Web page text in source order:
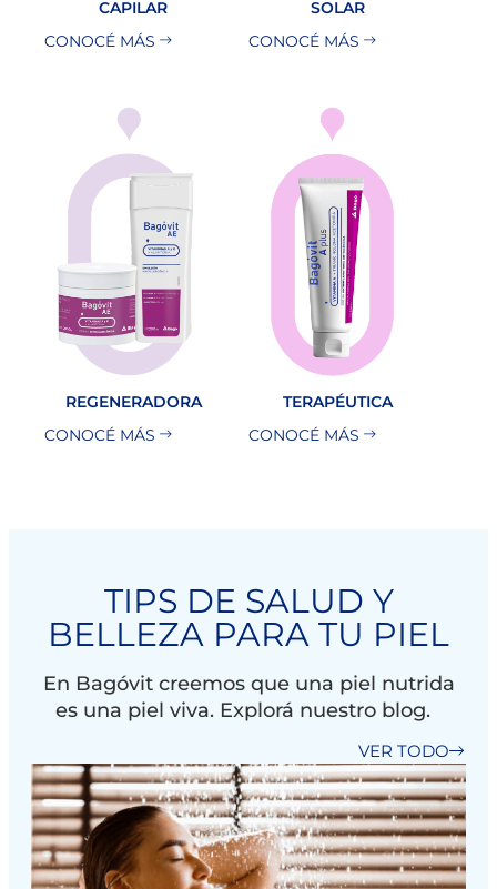
CAPILAR
CONOCÉ MÁS
SOLAR
CONOCÉ MÁS
REGENERADORA
CONOCÉ MÁS
TERAPÉUTICA
CONOCÉ MÁS
TIPS DE SALUD Y
BELLEZA PARA TU PIEL
En Bagóvit creemos que una piel nutrida
es una piel viva. Explorá nuestro blog.
VER TODO